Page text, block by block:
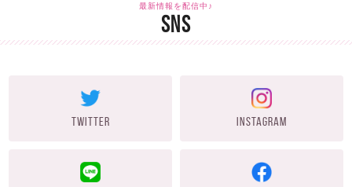
最新情報を配信中♪
SNS
TWITTER INSTAGRAM